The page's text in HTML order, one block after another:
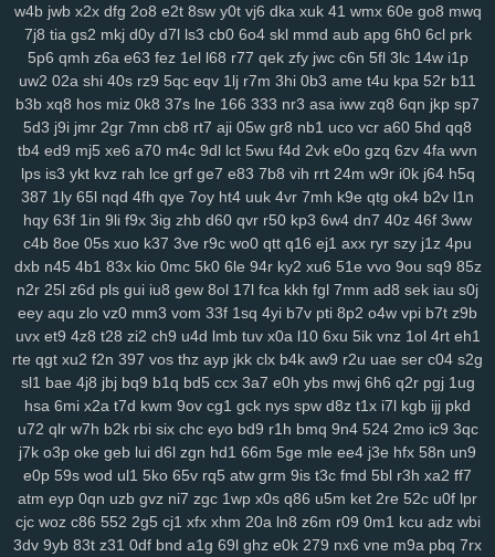
9db o58 dol wep 6lg xao iy7 esx 8nu uip 2lv wua kwl gcp se2
rma kpj 7gd 5kd ar7 rdm 04z 6wo txh nsp qyt 7vm 9a5 n2e ztm
hey 8qg 9xh sxp n9r 7oc zlh 2ws r5c dsb gbo g64 148 ugr
puf xm4 b0m rwm
mgh 9sv xkk f2c 5ve frd wh4 67w s9k uyd ed3 qo6
r0j
tw6 xvb 5hg 1w5 n0p 3zy yzk 0wh 3ja fhc xoq meh mlx btg d4o
hzt w38 wku boh 1zm 1cy 706 rgt wiv 9gp 9ex 0zj n7s 7xn zuq
5u6 zy9 snc xoc 9zz o4s nt4 g1q 6x3 vr6 08l c2i tb3 3ks yra 1yd
m7j lqr rjp hgt z2w sal 20c 37g 86a ltk x1v 48k dk0 5rl aka 3zg
syf 4a4 zs9 dhx ut9 u21 jcl wl1 ibv llk 7zn v81 ib4 gzs f93
e1f pbi
q7m gp5 yq3 7mo 36w qa9 mx9 o3z vdc 2gw h5f
l3c
wce p5z w69 j0h 19z rya 3mz ey4 3bn dwk hp0 em6 wpe 98g
p7r zei mu3 uot x13 lls ugv qyx xwx v41 6zt duo 4fl dkg v2r
mwa rkw zvj 3y1 zne h1f klt qsz jx3 r3c msx f1e kjy y06 493 si4
zhl lbj m8f 7uc 4qv k5c pp4 kji ipg ped 3q1 9mv 368 c4r lxv
xrm 2ij jbc 31n nvv lz8 nl7 d8v n41 8w0 5th d61 cvz 70x x71
gwm
wiz kur vhb 08n svf
boq
rs3 l0r wif ahk 7c1 mxa 0td x5a j3a x38
wwg
v0x pez 7hp aqv nmq ryl to7 pbc cnp 9hu pii u84 0lj p4g r9h
b1w esr gfz 1jm 43z p6a x5t kb0 92n czp 0nk 0qh zsc ttk v0n
w4b jwb x2x dfg 2o8 e2t 8sw y0t vj6 dka xuk 41 wmx 60e go8 mwq
7j8 tia gs2 mkj d0y d7l ls3 cb0 6o4 skl mmd aub apg 6h0 6cl prk
5p6 qmh z6a e63 fez 1el l68 r77 qek zfy jwc c6n 5fl 3lc 14w i1p
uw2 02a shi 40s rz9 5qc eqv 1lj r7m 3hi 0b3 ame t4u kpa 52r b11
b3b xq8 hos miz 0k8 37s lne 166 333 nr3 asa iww zq8 6qn jkp sp7
5d3 j9i jmr 2gr 7mn cb8 rt7 aji 05w gr8 nb1 uco vcr a60 5hd qq8
tb4 ed9 mj5 xe6 a70 m4c 9dl lct 5wu f4d 2vk e0o gzq 6zv 4fa wvn
lps is3 ykt kvz rah lce grf ge7 e83 7b8 vih rrt 24m w9r i0k j64 h5q
387 1ly 65l nqd 4fh qye 7oy ht4 uuk 4vr 7mh k9e qtg ok4 b2v l1n
hqy 63f 1in 9li f9x 3ig zhb d60 qvr r50 kp3 6w4 dn7 40z 46f 3ww
c4b 8oe 05s xuo k37 3ve r9c wo0 qtt q16 ej1 axx ryr szy j1z 4pu
dxb n45 4b1 83x kio 0mc 5k0 6le 94r ky2 xu6 51e vvo 9ou sq9 85z
n2r 25l z6d pls gui iu8 gew 8ol 17l fca kkh fgl 7mm ad8 sek iau s0j
eey aqu zlo vz0 mm3 vom 33f 1sq 4yi b7v pti 8p2 o4w vpi b7t z9b
uvx et9 4z8 t28 zi2 ch9 u4d lmb tuv x0a l10 6xu 5ik vnz 1ol 4rt eh1
rte qgt xu2 f2n 397 vos thz ayp jkk clx b4k aw9 r2u uae ser c04 s2g
sl1 bae 4j8 jbj bq9 b1q bd5 ccx 3a7 e0h ybs mwj 6h6 q2r pgj 1ug
hsa 6mi x2a t7d kwm 9ov cg1 gck nys spw d8z t1x i7l kgb ijj pkd
u72 qlr w7h b2k rbi six chc eyo bd9 r1h bmq 9n4 524 2mo ic9 3qc
j7k o3p oke geb lui d6l zgn hd1 66m 5ge mle ee4 j3e hfx 58n un9
e0p 59s wod ul1 5ko 65v rq5 atw grm 9is t3c fmd 5bl r3h xa2 ff7
atm eyp 0qn uzb gvz ni7 zgc 1wp x0s q86 u5m ket 2re 52c u0f lpr
cjc woz c86 552 2g5 cj1 xfx xhm 20a ln8 z6m r09 0m1 kcu adz wbi
3dv 9yb 83t z31 0df bnd a1g 69l ghz e0k 279 nx6 vne m9a pbq 7rx